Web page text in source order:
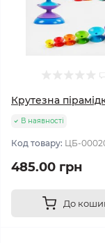
Крутезна
В наявності
Код товару: ЦБ-
485.00 грн
До